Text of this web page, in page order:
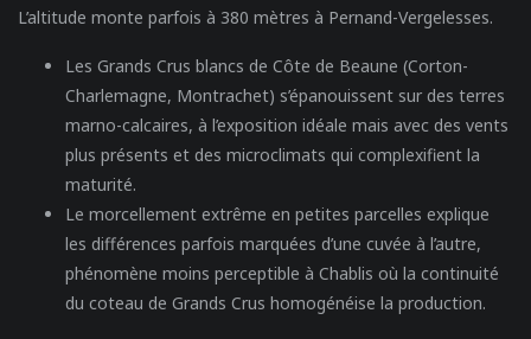
L’altitude monte parfois à 380 mètres à Pernand-Vergelesses.
Les Grands Crus blancs de Côte de Beaune (Corton-
Charlemagne, Montrachet) s’épanouissent sur des terres
marno-calcaires, à l’exposition idéale mais avec des vents
plus présents et des microclimats qui complexifient la
maturité.
Le morcellement extrême en petites parcelles explique
les différences parfois marquées d’une cuvée à l’autre,
phénomène moins perceptible à Chablis où la continuité
du coteau de Grands Crus homogénéise la production.